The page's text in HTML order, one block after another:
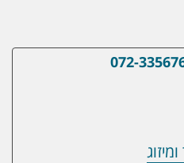
קירור ומיזוג
072-